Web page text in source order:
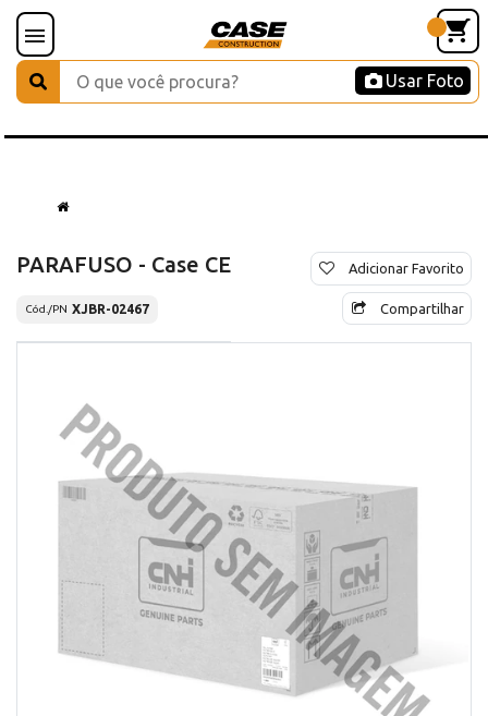
Usar Foto
PARAFUSO - Case CE
Cód./PN XJBR-02467
Adicionar Favorito
Compartilhar